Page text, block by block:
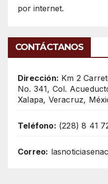
por internet.
CONTÁCTANOS
Dirección: Km 2
No. 341, Col.
Xalapa, Veracruz,
Teléfono: (228) 8 41
Correo: